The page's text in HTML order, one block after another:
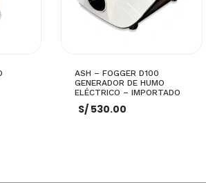
ASH – FOGGER D100
GENERADOR DE HUMO
ELÉCTRICO – IMPORTADO
S/530.00